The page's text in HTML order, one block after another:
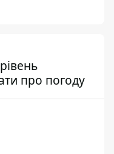
про погоду